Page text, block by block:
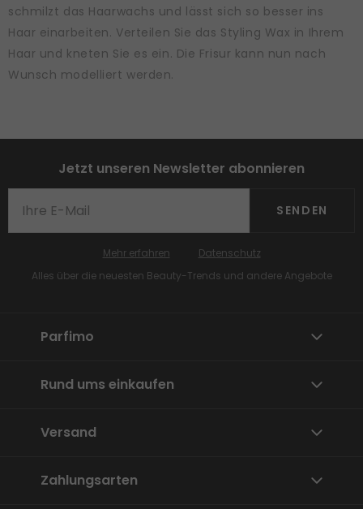
schmilzt das Haarwachs und lässt sich so besser ins
Haar einarbeiten. Verteilen Sie das Styling Wax in Ihrem
Haar und kneten Sie es ein. Die Frisur kann nun nach
Wunsch modelliert werden.
Jetzt unseren Newsletter abonnieren
SENDEN
Alles über die neuesten Beauty-Trends und andere Angebote
Mehr erfahren Datenschutz
Parfimo
Rund ums einkaufen
Versand
Zahlungsarten